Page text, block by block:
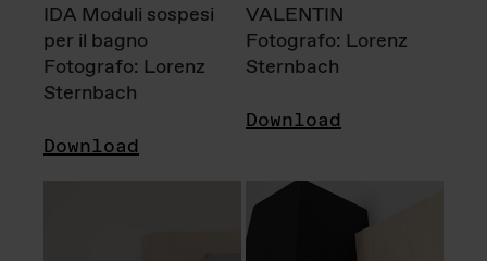
IDA Moduli sospesi
per il bagno
Fotografo: Lorenz
Sternbach
Download
VALENTIN
Fotografo: Lorenz
Sternbach
Download